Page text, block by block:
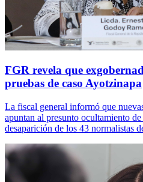
FGR revela que
pruebas de caso Ayotzinapa
La fiscal general informó que
apuntan al presunto ocultamiento
desaparición de los 43 normalistas